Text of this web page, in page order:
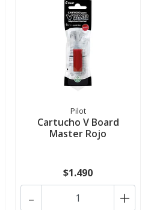
Pilot
Cartucho V Board
Master Rojo
$1.490
+
-